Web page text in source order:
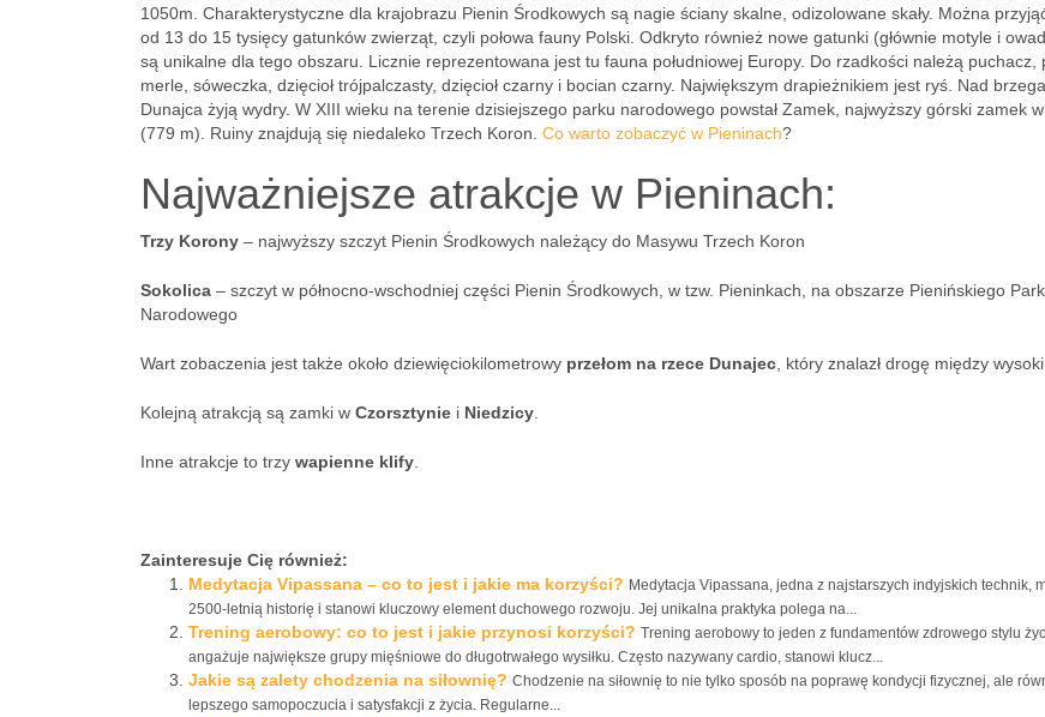
1050m. Charakterystyczne dla krajobrazu Pienin Środkowych są nagie ściany skalne, odizolowane skały. Można
od 13 do 15 tysięcy gatunków zwierząt, czyli połowa fauny Polski. Odkryto również nowe gatunki (głównie motyle i
są unikalne dla tego obszaru. Licznie reprezentowana jest tu fauna południowej Europy. Do rzadkości należą puchacz,
merle, sóweczka, dzięcioł trójpalczasty, dzięcioł czarny i bocian czarny. Największym drapieżnikiem jest ryś. Nad
Dunajca żyją wydry. W XIII wieku na terenie dzisiejszego parku narodowego powstał Zamek, najwyższy górski zamek
(779 m). Ruiny znajdują się niedaleko Trzech Koron. Co warto zobaczyć w Pieninach?
Najważniejsze atrakcje w Pieninach:
Trzy Korony – najwyższy szczyt Pienin Środkowych należący do Masywu Trzech Koron
Sokolica – szczyt w północno-wschodniej części Pienin Środkowych, w tzw. Pieninkach, na obszarze Pienińskiego
Narodowego
Wart zobaczenia jest także około dziewięciokilometrowy przełom na rzece Dunajec , który znalazł drogę między
Kolejną atrakcją są zamki w Czorsztynie i Niedzicy
Inne atrakcje to trzy wapienne klify
Zainteresuje Cię również:
Medytacja Vipassana – co to jest i jakie ma korzyści? Medytacja Vipassana, jedna z najstarszych indyjskich technik,
2500-letnią historię i stanowi kluczowy element duchowego rozwoju. Jej unikalna praktyka polega na...
Trening aerobowy: co to jest i jakie przynosi korzyści? Trening aerobowy to jeden z fundamentów zdrowego stylu
angażuje największe grupy mięśniowe do długotrwałego wysiłku. Często nazywany cardio, stanowi klucz...
Jakie są zalety chodzenia na siłownię? Chodzenie na siłownię to nie tylko sposób na poprawę kondycji fizycznej, ale
lepszego samopoczucia i satysfakcji z życia. Regularne...